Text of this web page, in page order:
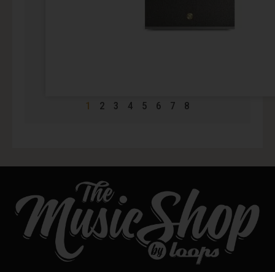
1 2 3 4 5 6 7 8